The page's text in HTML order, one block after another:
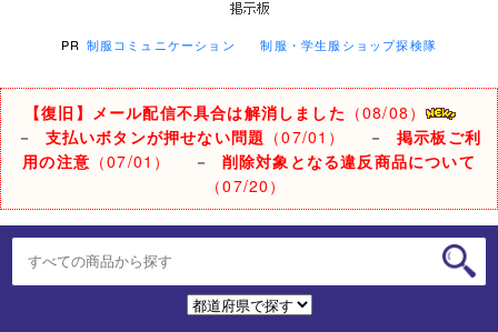
PR 制服コミュニケーション 制服・学生服ショップ探検隊
【復旧】メール配信不具合は解消しました （08/08）
－ 支払いボタンが押せない問題 （07/01） －掲示板ご利
用の注意 （07/01） － 削除対象となる違反商品について
（07/20）